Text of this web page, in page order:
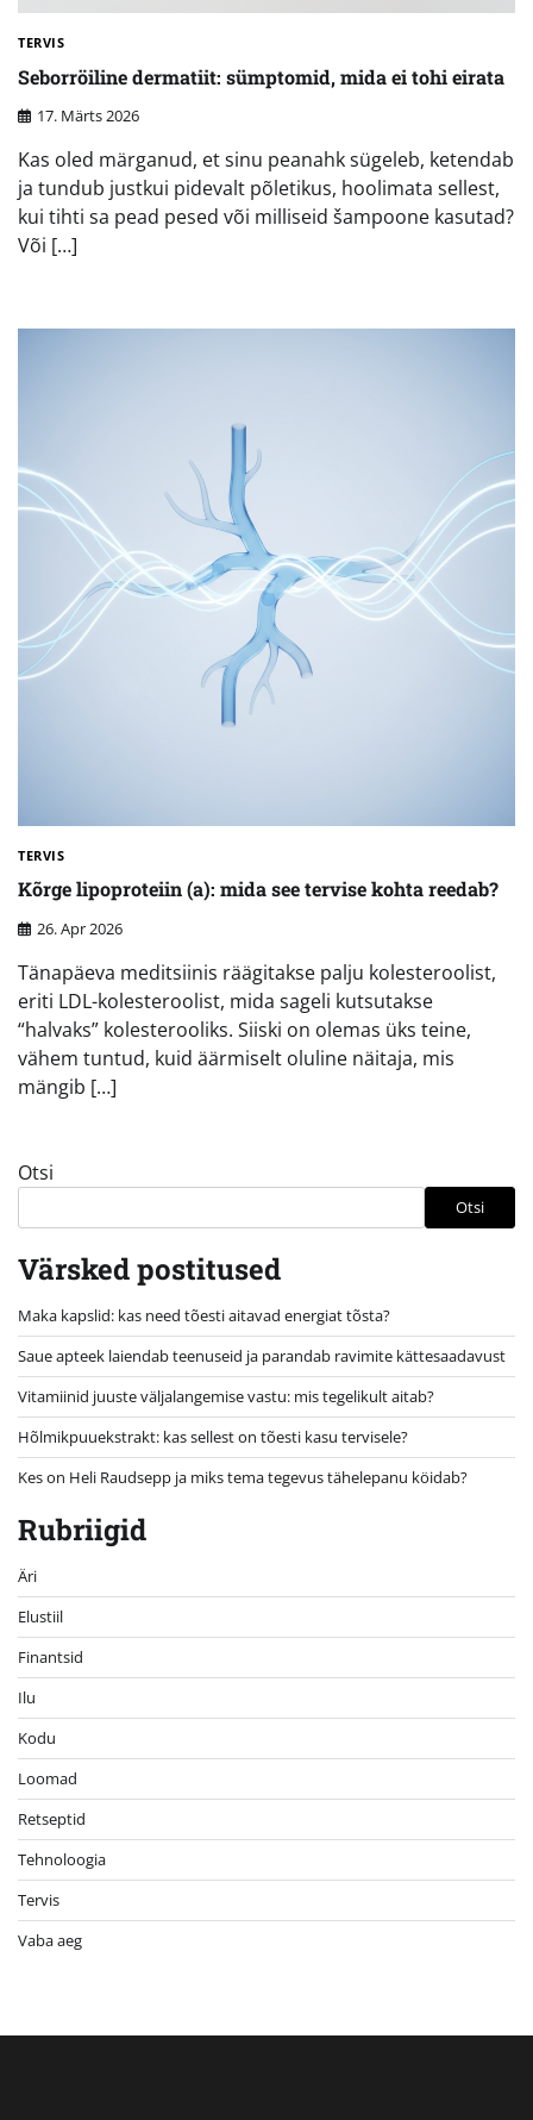
TERVIS
Seborröiline dermatiit: sümptomid, mida ei tohi eirata
17. Märts 2026
Kas oled märganud, et sinu peanahk sügeleb, ketendab
ja tundub justkui pidevalt põletikus, hoolimata sellest,
kui tihti sa pead pesed või milliseid šampoone kasutad?
Või […]
TERVIS
Kõrge lipoproteiin (a): mida see tervise kohta reedab?
26. Apr 2026
Tänapäeva meditsiinis räägitakse palju kolesteroolist,
eriti LDL-kolesteroolist, mida sageli kutsutakse
“halvaks” kolesterooliks. Siiski on olemas üks teine,
vähem tuntud, kuid äärmiselt oluline näitaja, mis
mängib […]
Otsi
Otsi
Värsked postitused
Maka kapslid: kas need tõesti aitavad energiat tõsta?
Saue apteek laiendab teenuseid ja parandab ravimite kättesaadavust
Vitamiinid juuste väljalangemise vastu: mis tegelikult aitab?
Hõlmikpuuekstrakt: kas sellest on tõesti kasu tervisele?
Kes on Heli Raudsepp ja miks tema tegevus tähelepanu köidab?
Rubriigid
Äri
Elustiil
Finantsid
Ilu
Kodu
Loomad
Retseptid
Tehnoloogia
Tervis
Vaba aeg